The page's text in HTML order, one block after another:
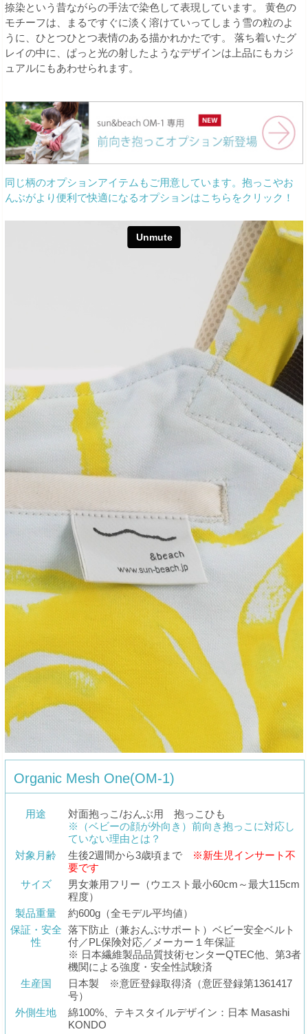
捺染という昔ながらの手法で染色して表現しています。 黄色の
モチーフは、まるですぐに淡く溶けていってしまう雪の粒のよ
うに、ひとつひとつ表情のある描かれかたです。 落ち着いたグ
レイの中に、ぱっと光の射したようなデザインは上品にもカジ
ュアルにもあわせられます。
同じ柄のオプションアイテムもご用意しています。抱っこやお
んぶがより便利で快適になるオプションはこちらをクリック！
Organic Mesh One(OM-1)
用途
対面抱っこ/おんぶ用 抱っこひも
※（ベビーの顔が外向き）前向き抱っこに対応し
ていない理由とは？
対象月齢
生後2週間から3歳頃まで
※新生児インサート不
要です
サイズ
男女兼用フリー（ウエスト最小60cm～最大115cm
程度）
製品重量
約600g（全モデル平均値）
保証・安全
性
落下防止（兼おんぶサポート）ベビー安全ベルト
付／PL保険対応／メーカー１年保証
※ 日本繊維製品品質技術センターQTEC他、第3者
機関による強度・安全性試験済
生産国
日本製 ※意匠登録取得済（意匠登録第1361417
号）
外側生地
綿100%、テキスタイルデザイン：日本 Masashi
KONDO